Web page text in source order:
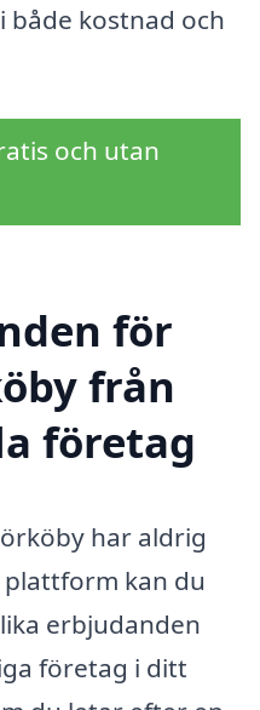
både kostnad och
och utan
för
från
företag
har aldrig
kan du
erbjudanden
företag i ditt